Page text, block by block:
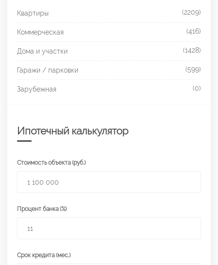
Квартиры (2209)
Коммерческая (416)
Дома и участки (1428)
Гаражи / парковки (599)
Зарубежная (0)
Ипотечный калькулятор
Стоимость объекта (руб.)
Процент банка (%)
Срок кредита (мес.)